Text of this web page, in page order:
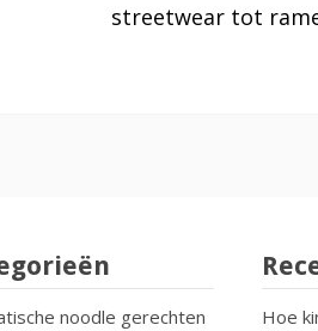
streetwear tot
noodle gerechten Hoe